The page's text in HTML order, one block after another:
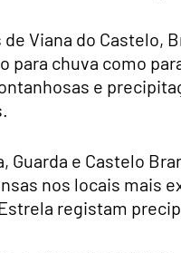
Viana do Castelo,
para chuva como
e
Guarda e Castelo
nos locais mais
registam